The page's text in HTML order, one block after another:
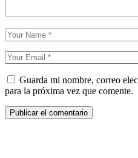
Guarda mi nombre, correo
para la próxima vez que comente.